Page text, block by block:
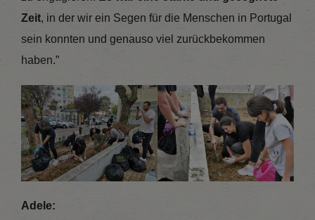
Zeit, in der wir ein Segen für die Menschen in Portugal
sein konnten und genauso viel zurückbekommen
haben.”
Adele: